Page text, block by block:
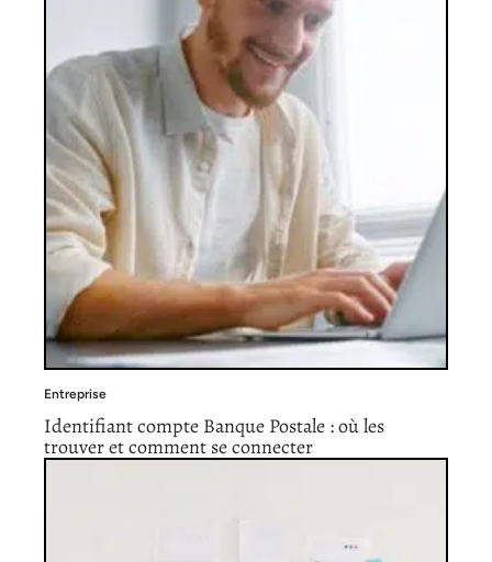
Entreprise
Identifiant compte Banque Postale : où les
trouver et comment se connecter